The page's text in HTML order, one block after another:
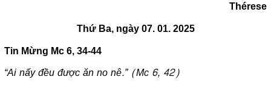
Thérese
Thứ Ba, ngày 07. 01. 2025
Tin Mừng Mc 6, 34-44
“Ai nấy đều được ăn no nê.” (Mc 6, 42)